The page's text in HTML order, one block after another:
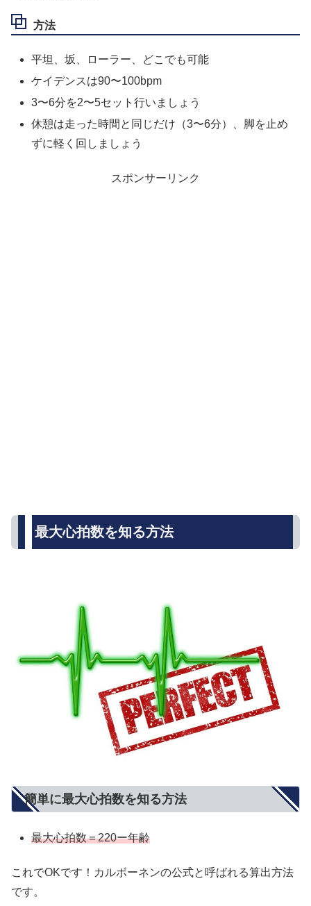
方法
平坦、坂、ローラー、どこでも可能
ケイデンスは90〜100bpm
3〜6分を2〜5セット行いましょう
休憩は走った時間と同じだけ（3〜6分）、脚を止め
ずに軽く回しましょう
スポンサーリンク
最大心拍数を知る方法
簡単に最大心拍数を知る方法
最大心拍数＝220ー年齢
これでOKです！カルボーネンの公式と呼ばれる算出方法
です。